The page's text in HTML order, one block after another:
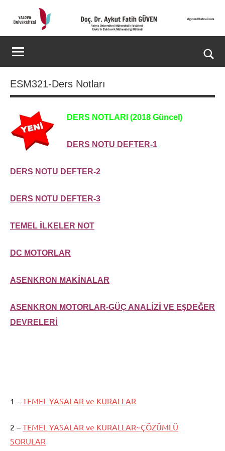
Doç.
Dr.
Aykut
GÜVEN-
World's
scientists
2025
Web
Sitesi
aç/
ESM321-Ders Notları
DERS NOTLARI (2018 Güncel)
DERS NOTU DEFTER-1
DERS NOTU DEFTER-2
DERS NOTU DEFTER-3
TEMEL İLKELER NOT
DC MOTORLAR
ASENKRON MAKİNALAR
ASENKRON MOTORLAR-GÜÇ ANALİZİ VE EŞDEĞER
DEVRELERİ
1 – TEMEL YASALAR ve KURALLAR
2 – TEMEL YASALAR ve KURALLAR~ÇÖZÜMLÜ
SORULAR